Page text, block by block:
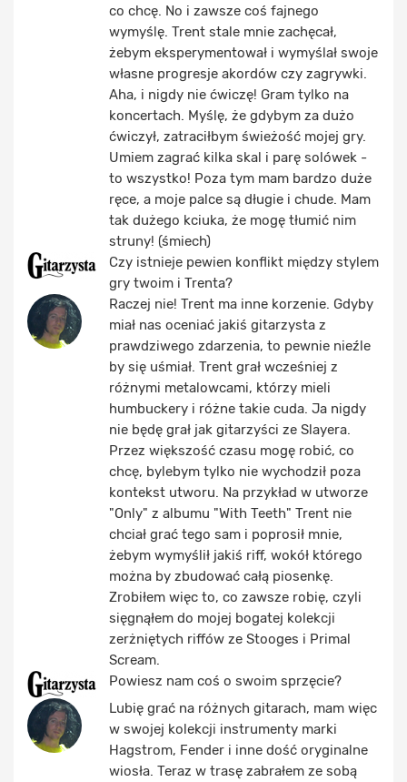
co chcę. No i zawsze coś fajnego
wymyślę. Trent stale mnie zachęcał,
żebym eksperymentował i wymyślał swoje
własne progresje akordów czy zagrywki.
Aha, i nigdy nie ćwiczę! Gram tylko na
koncertach. Myślę, że gdybym za dużo
ćwiczył, zatraciłbym świeżość mojej gry.
Umiem zagrać kilka skal i parę solówek -
to wszystko! Poza tym mam bardzo duże
ręce, a moje palce są długie i chude. Mam
tak dużego kciuka, że mogę tłumić nim
struny! (śmiech)
Czy istnieje pewien konflikt między stylem
gry twoim i Trenta?
Raczej nie! Trent ma inne korzenie. Gdyby
miał nas oceniać jakiś gitarzysta z
prawdziwego zdarzenia, to pewnie nieźle
by się uśmiał. Trent grał wcześniej z
różnymi metalowcami, którzy mieli
humbuckery i różne takie cuda. Ja nigdy
nie będę grał jak gitarzyści ze Slayera.
Przez większość czasu mogę robić, co
chcę, bylebym tylko nie wychodził poza
kontekst utworu. Na przykład w utworze
"Only" z albumu "With Teeth" Trent nie
chciał grać tego sam i poprosił mnie,
żebym wymyślił jakiś riff, wokół którego
można by zbudować całą piosenkę.
Zrobiłem więc to, co zawsze robię, czyli
sięgnąłem do mojej bogatej kolekcji
zerżniętych riffów ze Stooges i Primal
Scream.
Powiesz nam coś o swoim sprzęcie?
Lubię grać na różnych gitarach, mam więc
w swojej kolekcji instrumenty marki
Hagstrom, Fender i inne dość oryginalne
wiosła. Teraz w trasę zabrałem ze sobą